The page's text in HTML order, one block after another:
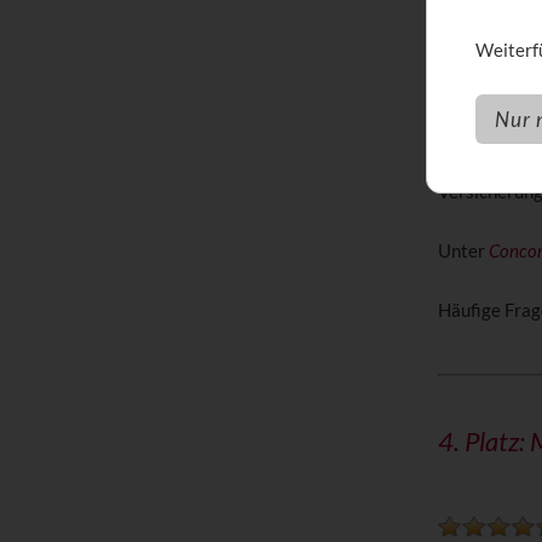
Auf Platz 3
Unter
Häufige
4. Platz:
Nur